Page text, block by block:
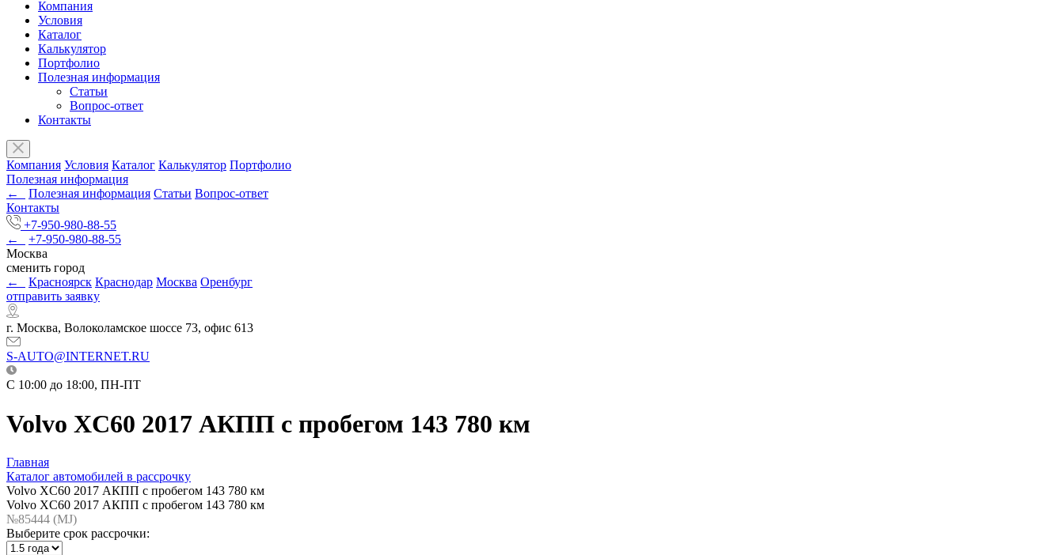
Компания
Условия
Каталог
Калькулятор
Портфолио
Полезная информация
Статьи
Вопрос-ответ
Контакты
Компания Условия Каталог Калькулятор Портфолио
Полезная информация
←
Полезная информация Статьи Вопрос-ответ
Контакты
+7-950-980-88-55
←
+7-950-980-88-55
Москва
сменить город
←
Красноярск Краснодар Москва Оренбург
отправить заявку
г. Москва, Волоколамское шоссе 73, офис 613
S-AUTO@INTERNET.RU
C 10:00 до 18:00, ПН-ПТ
Volvo XC60 2017 АКПП с пробегом 143 780 км
Главная
Каталог автомобилей в рассрочку
Volvo XC60 2017 АКПП с пробегом 143 780 км
Volvo XC60 2017 АКПП с пробегом 143 780 км
№85444 (МJ)
Выберите срок рассрочки: